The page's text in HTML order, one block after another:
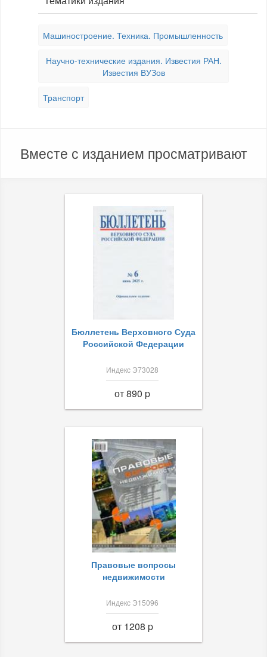
Машиностроение. Техника. Промышленность
Научно-технические издания. Известия РАН.
Известия ВУЗов
Транспорт
Вместе с изданием просматривают
Бюллетень Верховного Суда
Российской Федерации
Индекс Э73028
от 890 p
Правовые вопросы
недвижимости
Индекс Э15096
от 1208 p